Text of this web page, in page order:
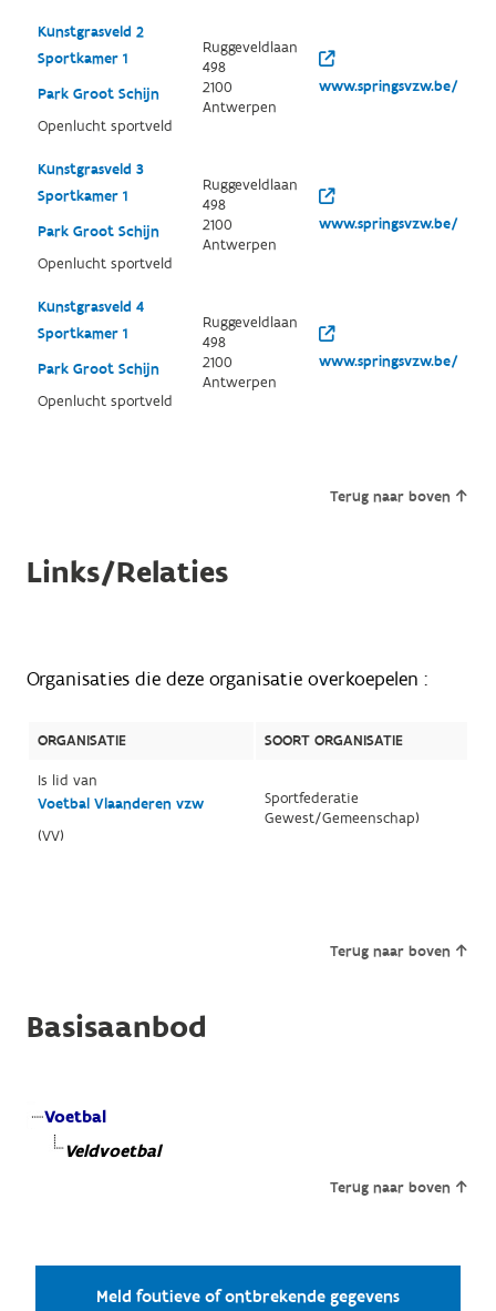
Kunstgrasveld 2
Sportkamer 1
Park Groot Schijn
Openlucht sportveld
Ruggeveldlaan
498
2100
Antwerpen
www.springsvzw.be/
Kunstgrasveld 3
Sportkamer 1
Park Groot Schijn
Openlucht sportveld
Ruggeveldlaan
498
2100
Antwerpen
www.springsvzw.be/
Kunstgrasveld 4
Sportkamer 1
Park Groot Schijn
Openlucht sportveld
Ruggeveldlaan
498
2100
Antwerpen
www.springsvzw.be/
Terug naar boven
Links/Relaties
Organisaties die deze organisatie overkoepelen :
ORGANISATIE
SOORT ORGANISATIE
Is lid van
Voetbal Vlaanderen vzw
(VV)
Sportfederatie
Gewest/Gemeenschap)
Terug naar boven
Basisaanbod
Voetbal
Veldvoetbal
Terug naar boven
Meld foutieve of ontbrekende gegevens